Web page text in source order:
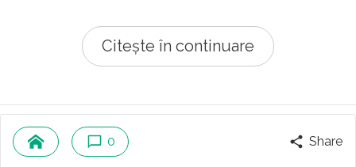
Citește în continuare
© 2026 Republica.ro
Politica de confidentialitate
Cine suntem
0 Share